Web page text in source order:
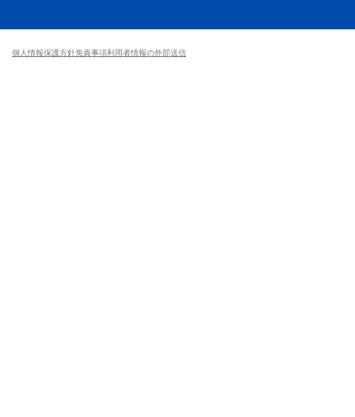
個人情報保護方針免責事項利用者情報の外部送信